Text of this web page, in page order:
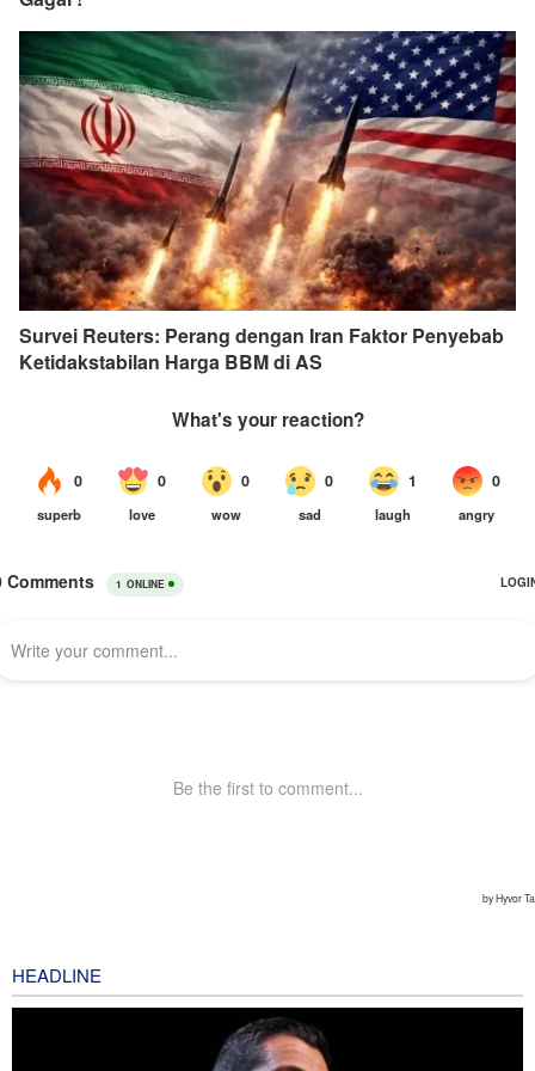
Survei Reuters: Perang dengan Iran Faktor Penyebab
Ketidakstabilan Harga BBM di AS
HEADLINE